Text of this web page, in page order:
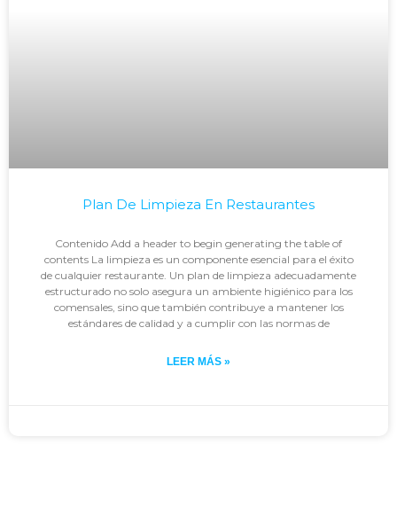
Plan De Limpieza En Restaurantes
Contenido Add a header to begin generating the table of
contents La limpieza es un componente esencial para el éxito
de cualquier restaurante. Un plan de limpieza adecuadamente
estructurado no solo asegura un ambiente higiénico para los
comensales, sino que también contribuye a mantener los
estándares de calidad y a cumplir con las normas de
LEER MÁS »